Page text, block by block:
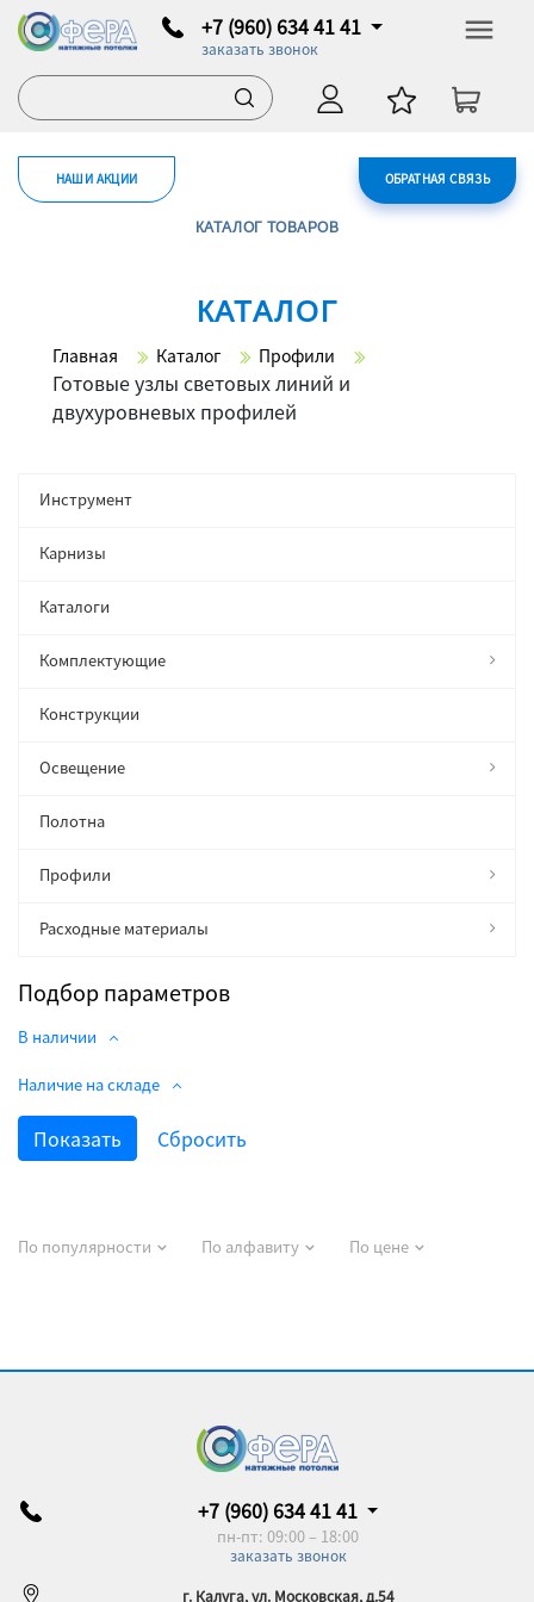
+7 (960) 634 41 41
заказать звонок
ОБРАТНАЯ СВЯЗЬ
НАШИ АКЦИИ
КАТАЛОГ ТОВАРОВ
КАТАЛОГ
Главная Каталог Профили
Готовые узлы световых линий и
двухуровневых профилей
Инструмент
Карнизы
Каталоги
Комплектующие
Конструкции
Освещение
Полотна
Профили
Расходные материалы
Подбор параметров
В наличии
Наличие на складе
По популярности По алфавиту По цене
+7 (960) 634 41 41
пн-пт: 09:00 – 18:00
заказать звонок
г. Калуга, ул. Московская, д.54